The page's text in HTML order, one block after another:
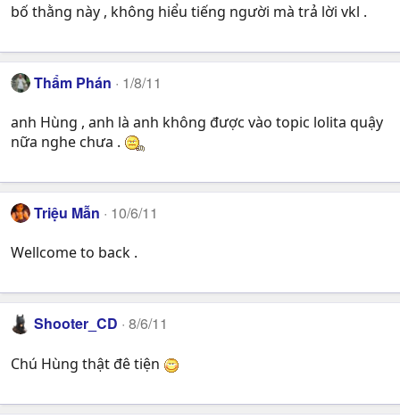
bố thằng này , không hiểu tiếng người mà trả lời vkl .
Thẩm Phán 1/8/11
anh Hùng , anh là anh không được vào topic lolita quậy
nữa nghe chưa .
Triệu Mẫn 10/6/11
Wellcome to back .
Shooter_CD 8/6/11
Chú Hùng thật đê tiện